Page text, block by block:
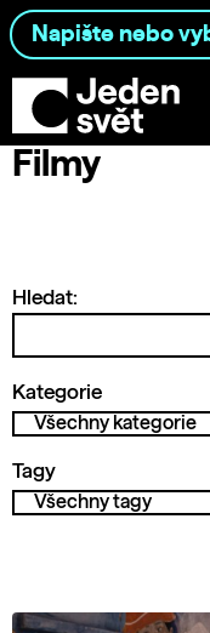
Filmy
Hledat:
Kategorie
Tagy